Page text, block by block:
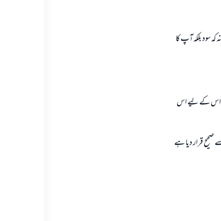
سود بلکہ آپ کا
تواس کے لیے اس
البانی رحمہ اللہ تعالی نے صحیح سنن النسائي ( 2407 ) میں اسے صحیح قرار دیا ہے